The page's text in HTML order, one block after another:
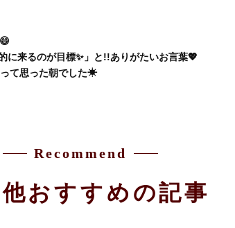
に来るのが目標✨」と!!ありがたいお言葉💖
て思った朝でした☀
Recommend
おすすめの記事